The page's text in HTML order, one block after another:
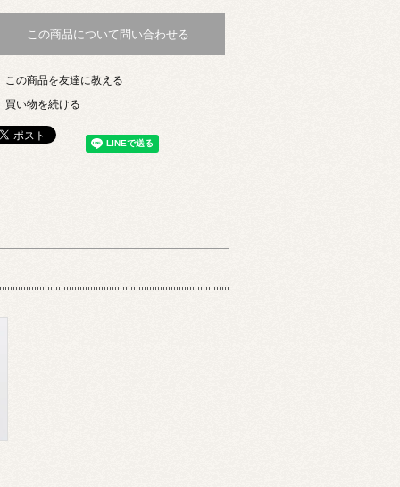
この商品について問い合わせる
この商品を友達に教える
買い物を続ける